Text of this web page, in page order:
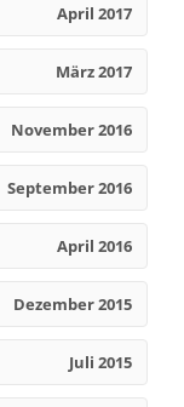
April 2017
März 2017
November 2016
September 2016
April 2016
Dezember 2015
Juli 2015